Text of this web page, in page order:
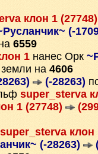
клон 1
(-
6559
1 нанес Орк
на 4606
(-28263)
super_sterva
1 (27748)
super_sterva клон
(-28263)